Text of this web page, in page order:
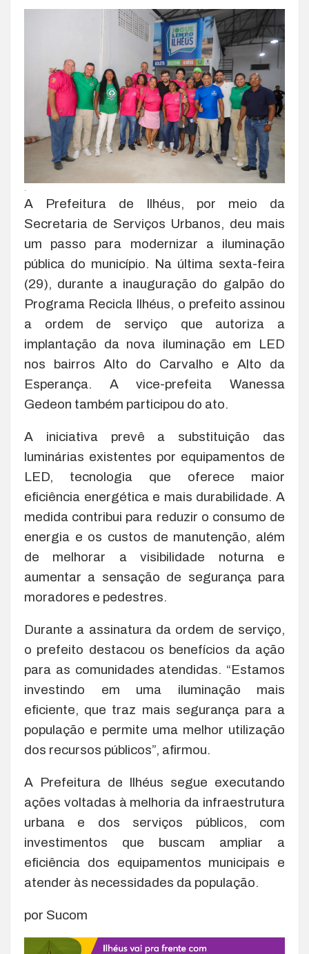
A Prefeitura de Ilhéus, por meio da
Secretaria de Serviços Urbanos, deu mais
um passo para modernizar a iluminação
pública do município. Na última sexta-feira
(29), durante a inauguração do galpão do
Programa Recicla Ilhéus, o prefeito assinou
a ordem de serviço que autoriza a
implantação da nova iluminação em LED
nos bairros Alto do Carvalho e Alto da
Esperança. A vice-prefeita Wanessa
Gedeon também participou do ato.
A iniciativa prevê a substituição das
luminárias existentes por equipamentos de
LED, tecnologia que oferece maior
eficiência energética e mais durabilidade. A
medida contribui para reduzir o consumo de
energia e os custos de manutenção, além
de melhorar a visibilidade noturna e
aumentar a sensação de segurança para
moradores e pedestres.
Durante a assinatura da ordem de serviço,
o prefeito destacou os benefícios da ação
para as comunidades atendidas. “Estamos
investindo em uma iluminação mais
eficiente, que traz mais segurança para a
população e permite uma melhor utilização
dos recursos públicos”, afirmou.
A Prefeitura de Ilhéus segue executando
ações voltadas à melhoria da infraestrutura
urbana e dos serviços públicos, com
investimentos que buscam ampliar a
eficiência dos equipamentos municipais e
atender às necessidades da população.
por Sucom